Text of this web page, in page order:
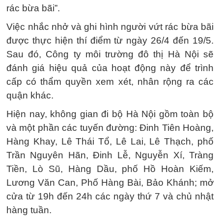
rác bừa bãi”.
Việc nhắc nhở và ghi hình người vứt rác bừa bãi
được thực hiện thí điểm từ ngày 26/4 đến 19/5.
Sau đó, Công ty môi trường đô thị Hà Nội sẽ
đánh giá hiệu quả của hoạt động này để trình
cấp có thẩm quyền xem xét, nhân rộng ra các
quận khác.
Hiện nay, không gian đi bộ Hà Nội gồm toàn bộ
và một phần các tuyến đường: Đinh Tiên Hoàng,
Hàng Khay, Lê Thái Tổ, Lê Lai, Lê Thạch, phố
Trần Nguyên Hãn, Đinh Lễ, Nguyễn Xí, Tràng
Tiền, Lò Sũ, Hàng Dầu, phố Hồ Hoàn Kiếm,
Lương Văn Can, Phố Hàng Bài, Bảo Khánh; mở
cửa từ 19h đến 24h các ngày thứ 7 và chủ nhật
hàng tuần.